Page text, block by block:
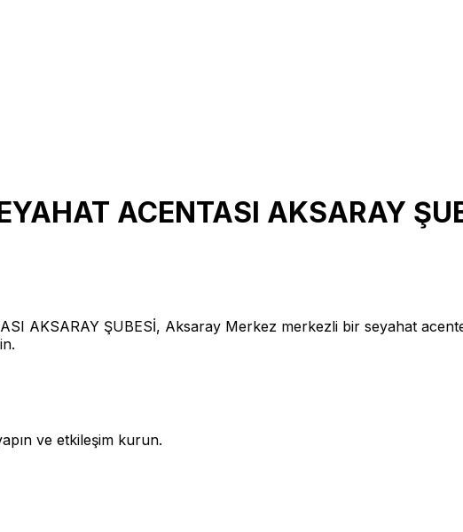
ACENTASI AKSARAY
AKSARAY ŞUBESİ, Aksaray Merkez merkezli bir seyahat
ve etkileşim kurun.